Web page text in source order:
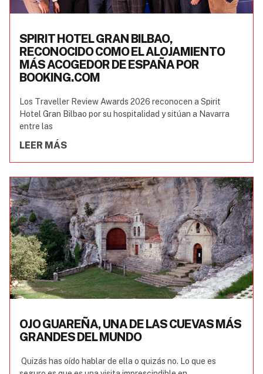
SPIRIT HOTEL GRAN BILBAO,
RECONOCIDO COMO EL ALOJAMIENTO
MÁS ACOGEDOR DE ESPAÑA POR
BOOKING.COM
Los Traveller Review Awards 2026 reconocen a Spirit
Hotel Gran Bilbao por su hospitalidad y sitúan a Navarra
entre las
LEER MÁS
OJO GUAREÑA, UNA DE LAS CUEVAS MÁS
GRANDES DEL MUNDO
Quizás has oído hablar de ella o quizás no. Lo que es